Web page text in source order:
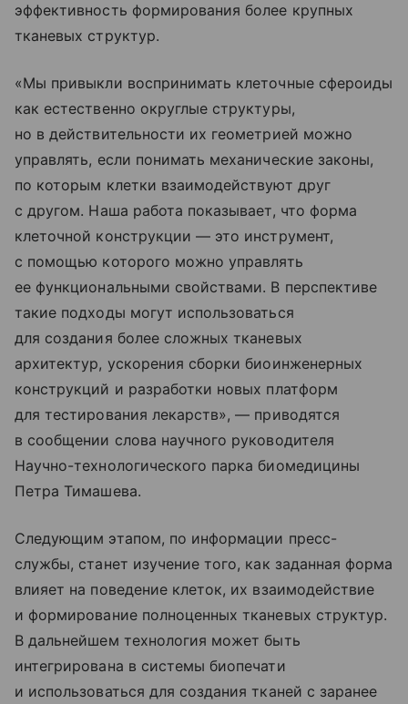
эффективность формирования более крупных
тканевых структур.
«Мы привыкли воспринимать клеточные сфероиды
как естественно округлые структуры,
но в действительности их геометрией можно
управлять, если понимать механические законы,
по которым клетки взаимодействуют друг
с другом. Наша работа показывает, что форма
клеточной конструкции — это инструмент,
с помощью которого можно управлять
ее функциональными свойствами. В перспективе
такие подходы могут использоваться
для создания более сложных тканевых
архитектур, ускорения сборки биоинженерных
конструкций и разработки новых платформ
для тестирования лекарств», — приводятся
в сообщении слова научного руководителя
Научно-технологического парка биомедицины
Петра Тимашева.
Следующим этапом, по информации пресс-
службы, станет изучение того, как заданная форма
влияет на поведение клеток, их взаимодействие
и формирование полноценных тканевых структур.
В дальнейшем технология может быть
интегрирована в системы биопечати
и использоваться для создания тканей с заранее